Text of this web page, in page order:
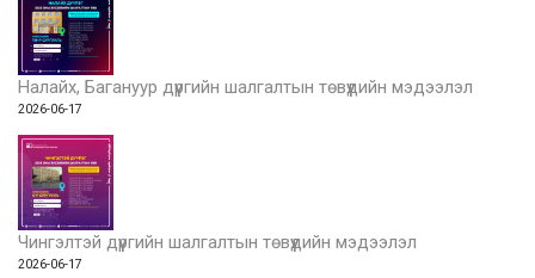
Налайх, Багануур дүүргийн шалгалтын төвүүдийн мэдээлэл
2026-06-17
Чингэлтэй дүүргийн шалгалтын төвүүдийн мэдээлэл
2026-06-17